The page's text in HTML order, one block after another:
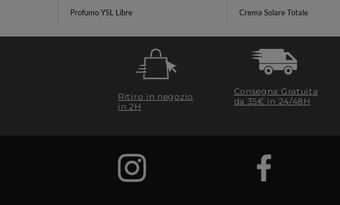
Profumo YSL Libre Crema Solare Totale
Ritiro in negozio
in 2H
Consegna Gratuita
da 35€​ in 24/48H